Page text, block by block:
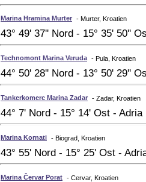
Marina Hramina Murter - Murter, Kroatien
43° 49' 37'' Nord - 15° 35' 50''
Technomont Marina Veruda - Pula, Kroatien
44° 50' 28'' Nord - 13° 50' 29''
Tankerkomerc Marina Zadar - Zadar, Kroatien
44° 7' Nord - 15° 14' Ost -
Marina Kornati - Biograd, Kroatien
43° 55' Nord - 15° 25' Ost -
Marina Červar Porat - Cervar, Kroatien